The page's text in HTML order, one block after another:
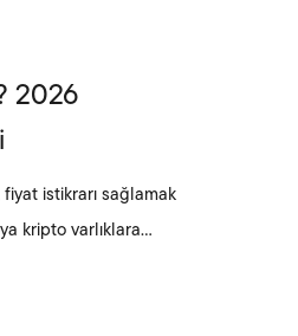
2026
kripto varlıklara